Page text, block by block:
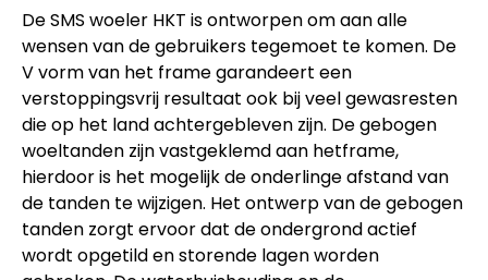
De SMS woeler HKT is ontworpen om aan alle
wensen van de gebruikers tegemoet te komen. De
V vorm van het frame garandeert een
verstoppingsvrij resultaat ook bij veel gewasresten
die op het land achtergebleven zijn. De gebogen
woeltanden zijn vastgeklemd aan hetframe,
hierdoor is het mogelijk de onderlinge afstand van
de tanden te wijzigen. Het ontwerp van de gebogen
tanden zorgt ervoor dat de ondergrond actief
wordt opgetild en storende lagen worden